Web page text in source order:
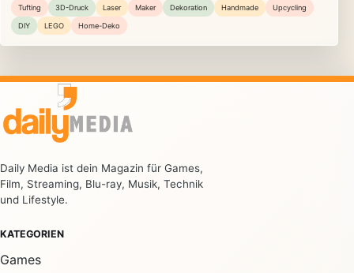
Tufting 3D-Druck Laser Maker Dekoration Handmade Upcycling
DIY LEGO Home-Deko
Daily Media ist dein Magazin für Games,
Film, Streaming, Blu-ray, Musik, Technik
und Lifestyle.
KATEGORIEN
Games